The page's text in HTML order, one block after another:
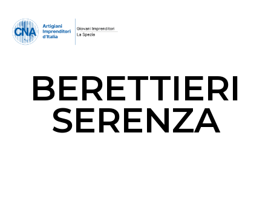
BERETTIERI
SERENZA